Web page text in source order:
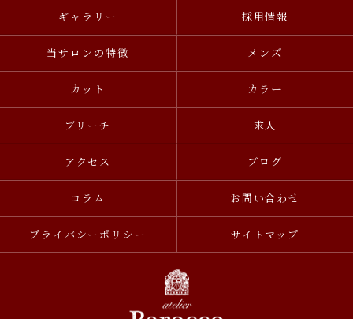
ギャラリー 採用情報
当サロンの特徴 メンズ
カット カラー
ブリーチ 求人
アクセス ブログ
コラム お問い合わせ
プライバシーポリシー サイトマップ